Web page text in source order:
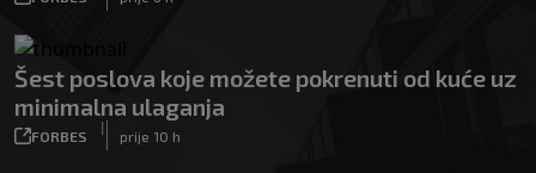
Šest poslova koje možete pokrenuti od kuće uz
minimalna ulaganja
FORBES
|
prije 10 h